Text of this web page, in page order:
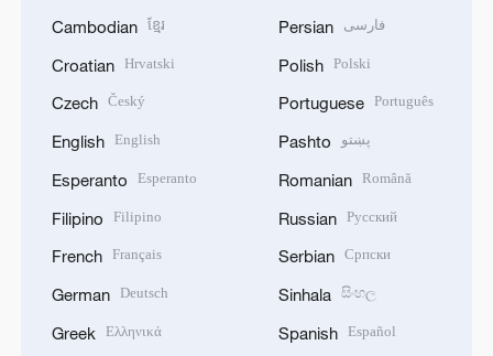
Cambodian ខ្មែរ
Croatian Hrvatski
Czech Český
English English
Esperanto Esperanto
Filipino Filipino
French Français
German Deutsch
Greek Ελληνικά
Persian فارسی
Polish Polski
Portuguese Português
Pashto پښتو
Romanian Română
Russian Русский
Serbian Српски
Sinhala සිංහල
Spanish Español